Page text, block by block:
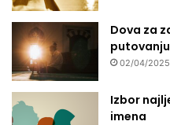
Dova za
putovanju
02/04/2025
Izbor
imena